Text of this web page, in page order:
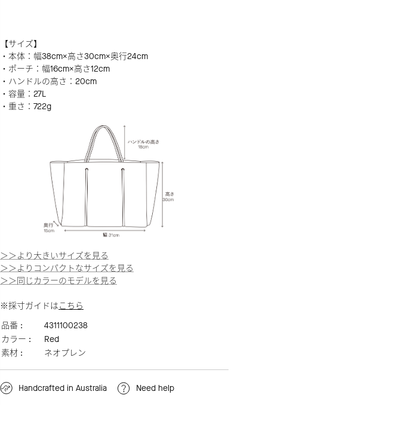
【サイズ】
・本体：幅38cm×高さ30cm×奥行24cm
・ポーチ：幅16cm×高さ12cm
・ハンドルの高さ：20cm
・容量：27L
・重さ：722g
＞＞より大きいサイズを見る
＞＞よりコンパクトなサイズを見る
＞＞同じカラーのモデルを見る
※採寸ガイドはこちら
品番 :
4311100238
カラー :
Red
素材 :
ネオプレン
Handcrafted in Australia Need help